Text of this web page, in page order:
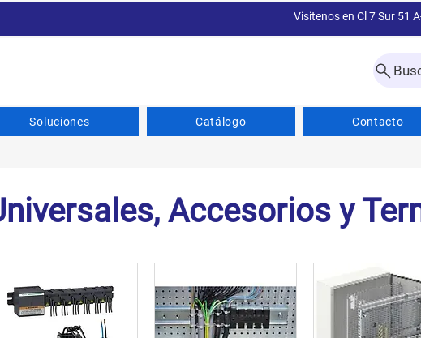
Visitenos en Cl 7 Sur 51
Soluciones Catálogo Contacto
Accesorios y